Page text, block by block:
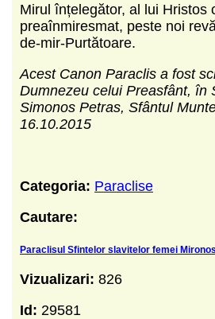
Mirul înțelegător, al lui Hristos
preaînmiresmat, peste noi
de-mir-Purtătoare.
Acest Canon Paraclis a fost
Dumnezeu celui Preasfânt, în
Simonos Petras, Sfântul
16.10.2015
Categoria: Paraclise
Cautare:
Paraclisul Sfintelor slavitelor femei
Vizualizari: 826
Id: 29581